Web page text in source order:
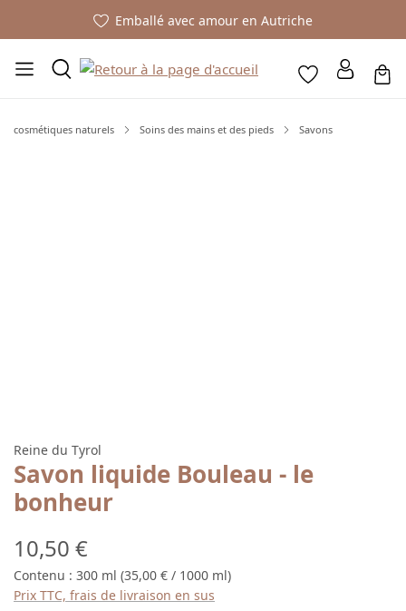
Emballé avec amour en Autriche
cosmétiques naturels Soins des mains et des pieds Savons
Reine du Tyrol
Savon liquide Bouleau - le
bonheur
Prix régulier :
10,50 €
Contenu : 300 ml (35,00 € / 1000 ml)
Prix TTC, frais de livraison en sus